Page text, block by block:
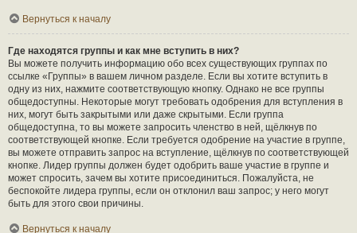
Вернуться к началу
Где находятся группы и как мне вступить в них?
Вы можете получить информацию обо всех существующих группах по
ссылке «Группы» в вашем личном разделе. Если вы хотите вступить в
одну из них, нажмите соответствующую кнопку. Однако не все группы
общедоступны. Некоторые могут требовать одобрения для вступления в
них, могут быть закрытыми или даже скрытыми. Если группа
общедоступна, то вы можете запросить членство в ней, щёлкнув по
соответствующей кнопке. Если требуется одобрение на участие в группе,
вы можете отправить запрос на вступление, щёлкнув по соответствующей
кнопке. Лидер группы должен будет одобрить ваше участие в группе и
может спросить, зачем вы хотите присоединиться. Пожалуйста, не
беспокойте лидера группы, если он отклонил ваш запрос; у него могут
быть для этого свои причины.
Вернуться к началу